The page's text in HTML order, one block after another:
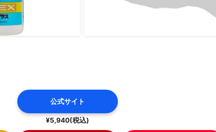
公式サイト
¥5,940(税込)